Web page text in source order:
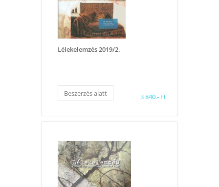
Lélekelemzés 2019/2.
Beszerzés alatt 3 840.- Ft